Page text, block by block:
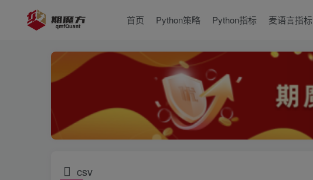
首页 Python策略 Python指标 麦语言指标
csv